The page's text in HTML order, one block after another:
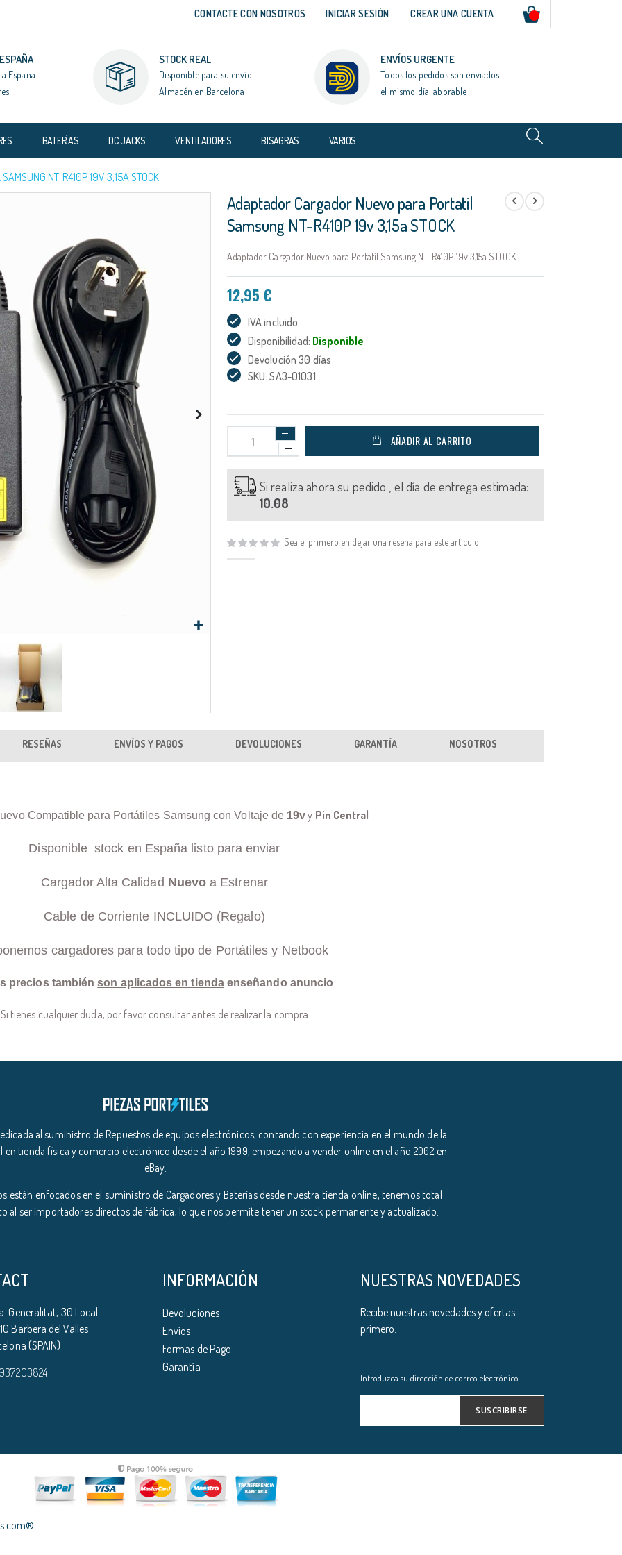
CONTACTE CON NOSOTROS INICIAR SESIÓN CREAR UNA CUENTA
España
STOCK REAL
Disponible para su envío
Almacén en Barcelona
ENVÍOS URGENTE
Todos los pedidos son enviados
el mismo día laborable
BATERÍAS DC JACKS VENTILADORES BISAGRAS VARIOS
NT-R410P 19V 3,15A STOCK
Adaptador Cargador Nuevo para Portatil
Samsung NT-R410P 19v 3,15a STOCK
Adaptador Cargador Nuevo para Portatil Samsung NT-R410P 19v 3,15a STOCK
12,95 €
IVA incluido
Disponibilidad: Disponible
Devolución 30 días
SKU: SA3-01031
AÑADIR AL CARRITO
Si realiza ahora su pedido , el día de entrega estimada:
10.08
Sea el primero en dejar una reseña para este artículo
Compatible para Portátiles Samsung con Voltaje de 19v y Pin Central
Disponible stock en España listo para enviar
Cargador Alta Calidad Nuevo a Estrenar
Cable de Corriente INCLUIDO (Regalo)
cargadores para todo tipo de Portátiles y Netbook
precios también son aplicados en tienda enseñando anuncio
Si tienes cualquier duda, por favor consultar antes de realizar la compra
RESEÑAS ENVÍOS Y PAGOS DEVOLUCIONES GARANTÍA NOSOTROS
al suministro de Repuestos de equipos electrónicos, contando con experiencia en el mundo de la
tienda física y comercio electrónico desde el año 1999, empezando a vender online en el año 2002 en
eBay.
están enfocados en el suministro de Cargadores y Baterías desde nuestra tienda online, tenemos total
al ser importadores directos de fábrica, lo que nos permite tener un stock permanente y actualizado.
Generalitat, 30 Local
Barbera del Valles
(SPAIN)
INFORMACIÓN
Devoluciones
Envíos
Formas de Pago
Garantía
NUESTRAS NOVEDADES
Recibe nuestras novedades y ofertas
primero.
Introduzca su dirección de correo electrónico
SUSCRIBIRSE